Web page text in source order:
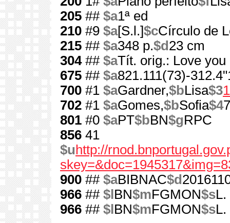
205 ## $a1ª ed
210 #9 $a[S.l.]$cCírculo de
215 ## $a348 p.$d 23 cm
304## $aTít. orig.: Love you
675 ## $a821.111(73)-
700 #1 $aGardner,$bLisa$3
702 #1 $aGomes,$bSofia$4
801 #0 $aPT$bBN$gRPC
856 41
$u http://
900 ## $aBIBNAC$d
966 ## $l BN$mFGMON$sL.
966 ## $l BN$mFGMON$sL.